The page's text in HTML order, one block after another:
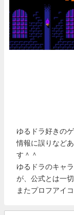
ゆるドラ好きの
情報に誤りなど
す＾＾
ゆるドラのキャ
が、公式とは一
またプロフアイ